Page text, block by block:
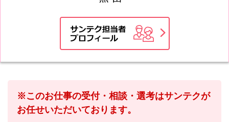
※このお仕事の受付・相談・選考はサンテクが
お任せいただいております。